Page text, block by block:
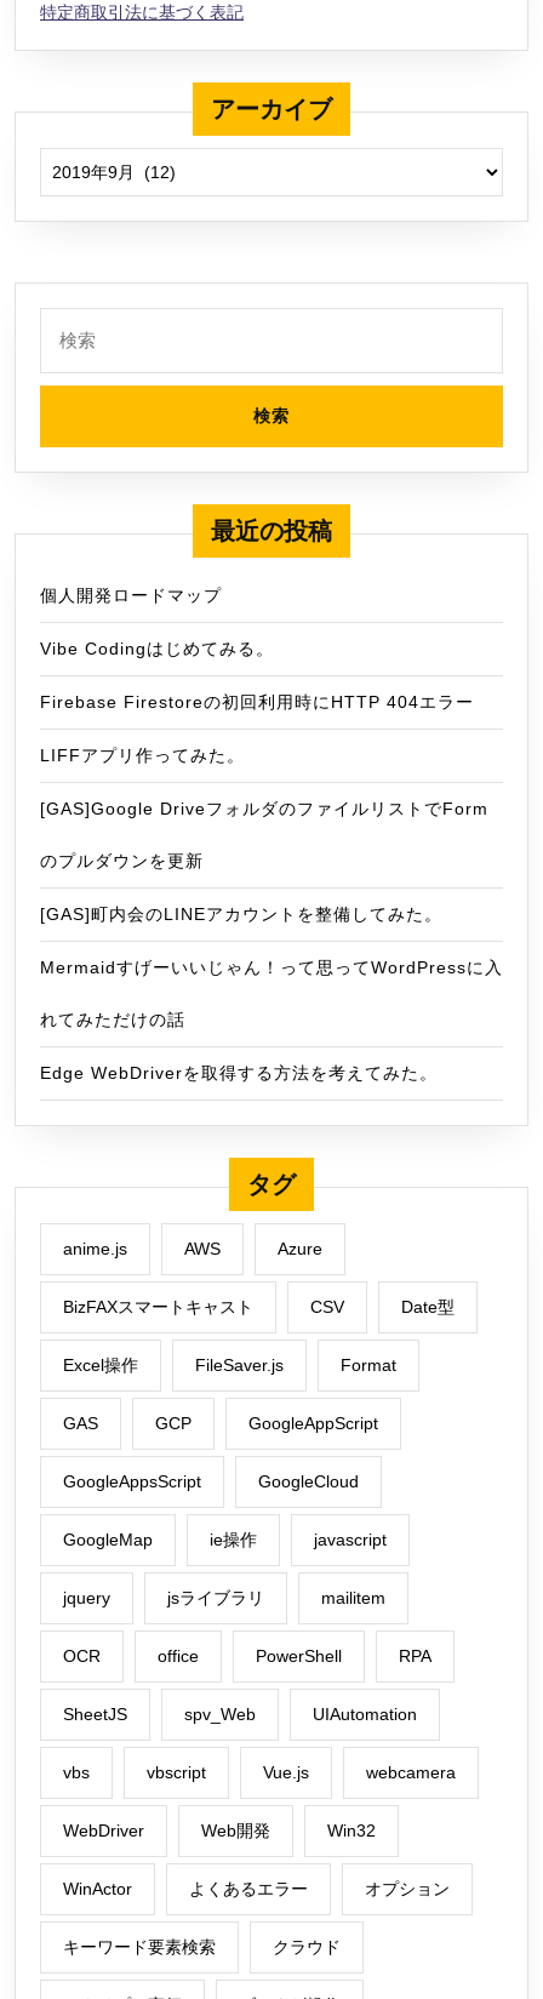
特定商取引法に基づく表記
アーカイブ
索:
最近の投稿
個人開発ロードマップ
Vibe Codingはじめてみる。
Firebase Firestoreの初回利用時にHTTP 404エラー
LIFFアプリ作ってみた。
[GAS]Google DriveフォルダのファイルリストでForm
のプルダウンを更新
[GAS]町内会のLINEアカウントを整備してみた。
Mermaidすげーいいじゃん！って思ってWordPressに入
れてみただけの話
Edge WebDriverを取得する方法を考えてみた。
タグ
anime.js AWS Azure
BizFAXスマートキャスト CSV Date型
Excel操作 FileSaver.js Format
GAS GCP GoogleAppScript
GoogleAppsScript GoogleCloud
GoogleMap ie操作 javascript
jquery jsライブラリ mailitem
OCR office PowerShell RPA
SheetJS spv_Web UIAutomation
vbs vbscript Vue.js webcamera
WebDriver Web開発 Win32
WinActor よくあるエラー オプション
キーワード要素検索 クラウド